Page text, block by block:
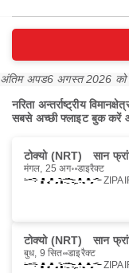
अंतिम अपड6 अगस्त 2026
नरिता अन्तर्राष्ट्रीय
सबसे अच्छी फ्लाइट बुक करें
टोक्यो (NRT) सान
मंगल, 25 अग॰ डाइरैक्ट
टोक्यो (NRT) सान
बुध, 9 सित॰ डाइरैक्ट